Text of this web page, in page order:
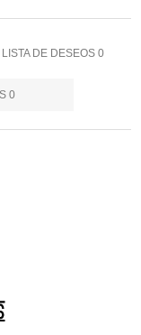
LISTA DE DESEOS 0
0